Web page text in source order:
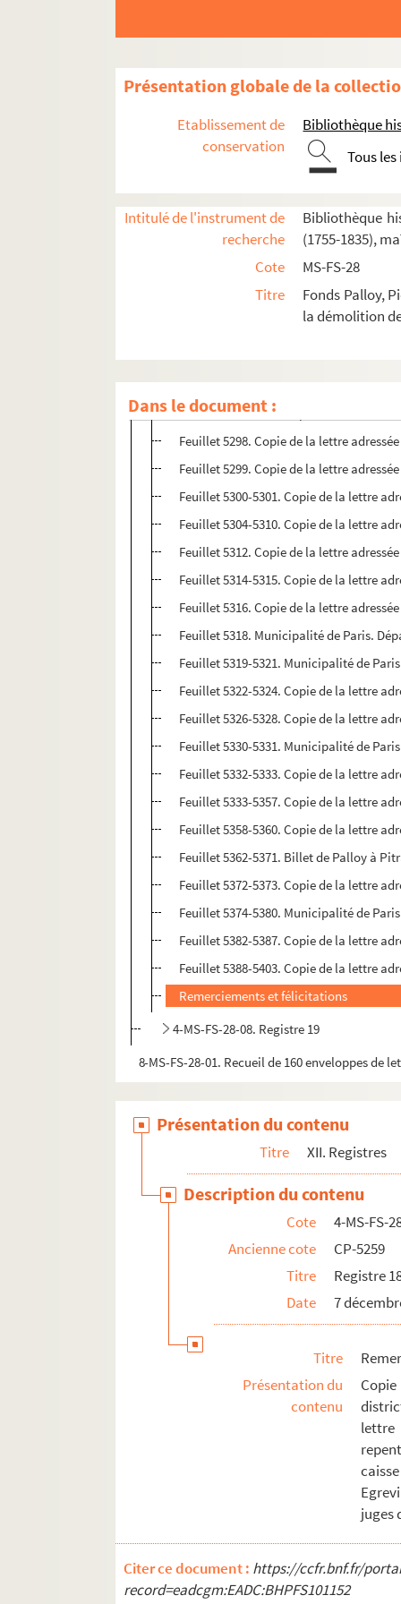
Présentation globale de la
Etablissement de
conservation
Bibliothèque
Tous
Intitulé de l'instrument de
recherche
Bibliothèque
(1755-1835),
Cote
MS-FS-28
Titre
Fonds Palloy,
la démolition
Dans le document :
Feuillet 5256-5259. Copie de la lettre
Feuillet 5260-5261. Copie de la lettre
Feuillet 5265-5273. Armée nationale
Feuillet 5274-5275. Copie de la lettre
Feuillet 5275-5276. Copie de la lettre
Feuillet 5277-5279. Copie de la lettre
Feuillet 5280. Copie de la lettre
Feuillet 5281-5283. Copie de la lettre
Feuillet 5286-5290. Copie de la lettre
Feuillet 5291-5292. Copie de la lettre
Feuillet 5292-5297. Copie de la lettre
Feuillet 5298. Copie de la lettre
Feuillet 5299. Copie de la lettre
Feuillet 5300-5301. Copie de la lettre
Feuillet 5304-5310. Copie de la lettre
Feuillet 5312. Copie de la lettre
Feuillet 5314-5315. Copie de la lettre
Feuillet 5316. Copie de la lettre
Feuillet 5318. Municipalité de Paris.
Feuillet 5319-5321. Municipalité de
Feuillet 5322-5324. Copie de la lettre
Feuillet 5326-5328. Copie de la lettre
Feuillet 5330-5331. Municipalité de
Feuillet 5332-5333. Copie de la lettre
Feuillet 5333-5357. Copie de la lettre
Feuillet 5358-5360. Copie de la lettre
Feuillet 5362-5371. Billet de Palloy à
Feuillet 5372-5373. Copie de la lettre
Feuillet 5374-5380. Municipalité de
Feuillet 5382-5387. Copie de la lettre
Feuillet 5388-5403. Copie de la lettre
Remerciements et félicitations
4-MS-FS-28-08. Registre 19
8-MS-FS-28-01. Recueil de 160 enveloppes de
Présentation du contenu
Titre XII. Registres
Description du contenu
Cote
4-MS-FS-
Ancienne cote
CP-5259
Titre
Registre
Date
7
Titre
Présentation du
contenu
lettre
juges
Citer ce document : https://ccfr.bnf.fr/
record=eadcgm:EADC:BHPFS101152